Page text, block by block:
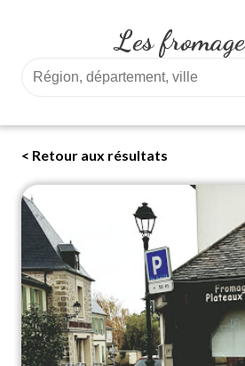
Les
< Retour aux résultats